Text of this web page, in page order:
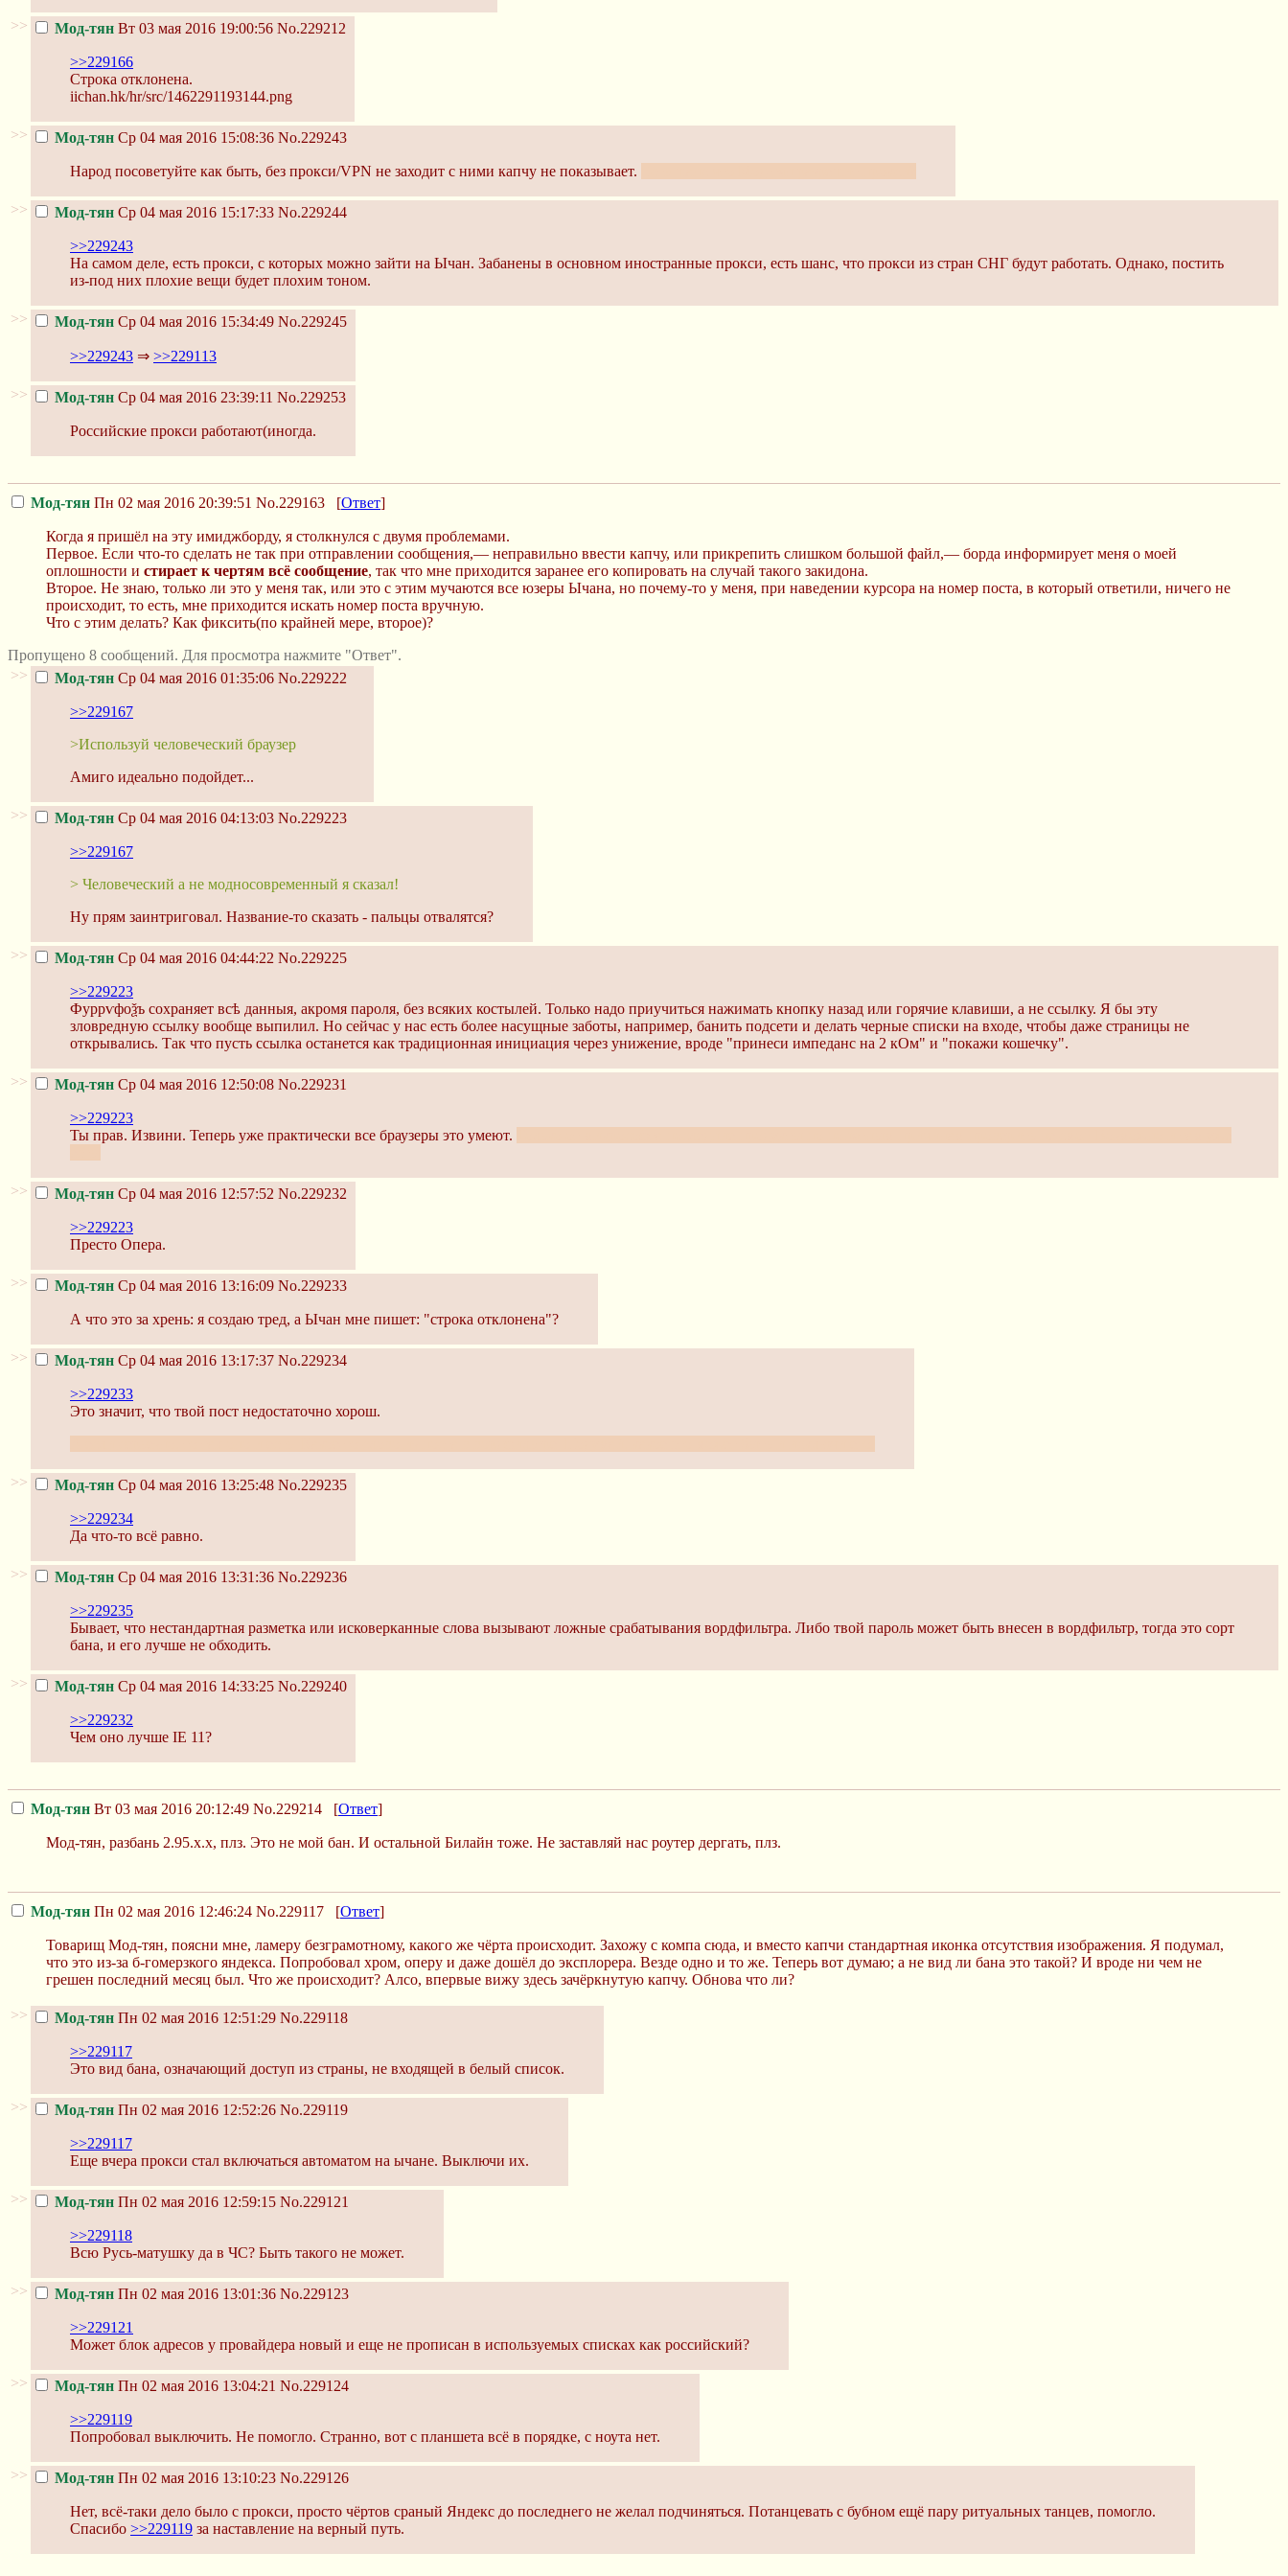
>> Мод-тян Вт 03 мая 2016 19:00:56 No.229212
>>229166
Строка отклонена.
iichan.hk/hr/src/1462291193144.png
>> Мод-тян Ср 04 мая 2016 15:08:36 No.229243
Народ посоветуйте как быть, без прокси/VPN не заходит с ними капчу не показывает.
>> Мод-тян Ср 04 мая 2016 15:17:33 No.229244
>>229243
На самом деле, есть прокси, с которых можно зайти на Ычан. Забанены в основном иностранные прокси, есть шанс, что прокси из стран СНГ будут работать. Однако, постить
из-под них плохие вещи будет плохим тоном.
>> Мод-тян Ср 04 мая 2016 15:34:49 No.229245
>>229243 ⇒ >>229113
>> Мод-тян Ср 04 мая 2016 23:39:11 No.229253
Российские прокси работают(иногда.
Мод-тян Пн 02 мая 2016 20:39:51 No.229163 [Ответ]
Когда я пришёл на эту имиджборду, я столкнулся с двумя проблемами.
Первое. Если что-то сделать не так при отправлении сообщения,— неправильно ввести капчу, или прикрепить слишком большой файл,— борда информирует меня о моей
оплошности и стирает к чертям всё сообщение, так что мне приходится заранее его копировать на случай такого закидона.
Второе. Не знаю, только ли это у меня так, или это с этим мучаются все юзеры Ычана, но почему-то у меня, при наведении курсора на номер поста, в который ответили, ничего не
происходит, то есть, мне приходится искать номер поста вручную.
Что с этим делать? Как фиксить(по крайней мере, второе)?
Пропущено 8 сообщений. Для просмотра нажмите "Ответ".
>>
Мод-тян Ср 04 мая 2016 01:35:06 No.229222
>>229167
>Используй человеческий браузер
Амиго идеально подойдет...
>> Мод-тян Ср 04 мая 2016 04:13:03 No.229223
>>229167
> Человеческий а не модносовременный я сказал!
Ну прям заинтриговал. Название-то сказать - пальцы отвалятся?
>> Мод-тян Ср 04 мая 2016 04:44:22 No.229225
>>229223
Фуррѵфоѯъ сохраняет всѣ данныя, акромя пароля, без всяких костылей. Только надо приучиться нажимать кнопку назад или горячие клавиши, а не ссылку. Я бы эту
зловредную ссылку вообще выпилил. Но сейчас у нас есть более насущные заботы, например, банить подсети и делать черные списки на входе, чтобы даже страницы не
открывались. Так что пусть ссылка останется как традиционная инициация через унижение, вроде "принеси импеданс на 2 кОм" и "покажи кошечку".
>> Мод-тян Ср 04 мая 2016 12:50:08 No.229231
>>229223
Ты прав. Извини. Теперь уже практически все браузеры это умеют.
>> Мод-тян Ср 04 мая 2016 12:57:52 No.229232
>>229223
Престо Опера.
>> Мод-тян Ср 04 мая 2016 13:16:09 No.229233
А что это за хрень: я создаю тред, а Ычан мне пишет: "строка отклонена"?
>> Мод-тян Ср 04 мая 2016 13:17:37 No.229234
>>229233
Это значит, что твой пост недостаточно хорош.
>> Мод-тян Ср 04 мая 2016 13:25:48 No.229235
>>229234
Да что-то всё равно.
>> Мод-тян Ср 04 мая 2016 13:31:36 No.229236
>>229235
Бывает, что нестандартная разметка или исковерканные слова вызывают ложные срабатывания вордфильтра. Либо твой пароль может быть внесен в вордфильтр, тогда это сорт
бана, и его лучше не обходить.
>> Мод-тян Ср 04 мая 2016 14:33:25 No.229240
>>229232
Чем оно лучше IE 11?
Мод-тян Вт 03 мая 2016 20:12:49 No.229214 [Ответ]
Мод-тян, разбань 2.95.х.х, плз. Это не мой бан. И остальной Билайн тоже. Не заставляй нас роутер дергать, плз.
Мод-тян Пн 02 мая 2016 12:46:24 No.229117 [Ответ]
Товарищ Мод-тян, поясни мне, ламеру безграмотному, какого же чёрта происходит. Захожу с компа сюда, и вместо капчи стандартная иконка отсутствия изображения. Я подумал,
что это из-за б-гомерзкого яндекса. Попробовал хром, оперу и даже дошёл до эксплорера. Везде одно и то же. Теперь вот думаю; а не вид ли бана это такой? И вроде ни чем не
грешен последний месяц был. Что же происходит? Алсо, впервые вижу здесь зачёркнутую капчу. Обнова что ли?
>> Мод-тян Пн 02 мая 2016 12:51:29 No.229118
>>229117
Это вид бана, означающий доступ из страны, не входящей в белый список.
>> Мод-тян Пн 02 мая 2016 12:52:26 No.229119
>>229117
Еще вчера прокси стал включаться автоматом на ычане. Выключи их.
>> Мод-тян Пн 02 мая 2016 12:59:15 No.229121
>>229118
Всю Русь-матушку да в ЧС? Быть такого не может.
>> Мод-тян Пн 02 мая 2016 13:01:36 No.229123
>>229121
Может блок адресов у провайдера новый и еще не прописан в используемых списках как российский?
>> Мод-тян Пн 02 мая 2016 13:04:21 No.229124
>>229119
Попробовал выключить. Не помогло. Странно, вот с планшета всё в порядке, с ноута нет.
>> Мод-тян Пн 02 мая 2016 13:10:23 No.229126
Нет, всё-таки дело было с прокси, просто чёртов сраный Яндекс до последнего не желал подчиняться. Потанцевать с бубном ещё пару ритуальных танцев, помогло.
Спасибо >>229119 за наставление на верный путь.